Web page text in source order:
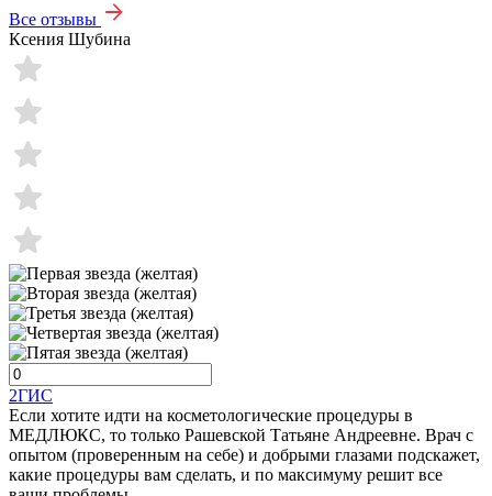
Все отзывы
Ксения Шубина
2ГИС
Если хотите идти на косметологические процедуры в
МЕДЛЮКС, то только Рашевской Татьяне Андреевне. Врач с
опытом (проверенным на себе) и добрыми глазами подскажет,
какие процедуры вам сделать, и по максимуму решит все